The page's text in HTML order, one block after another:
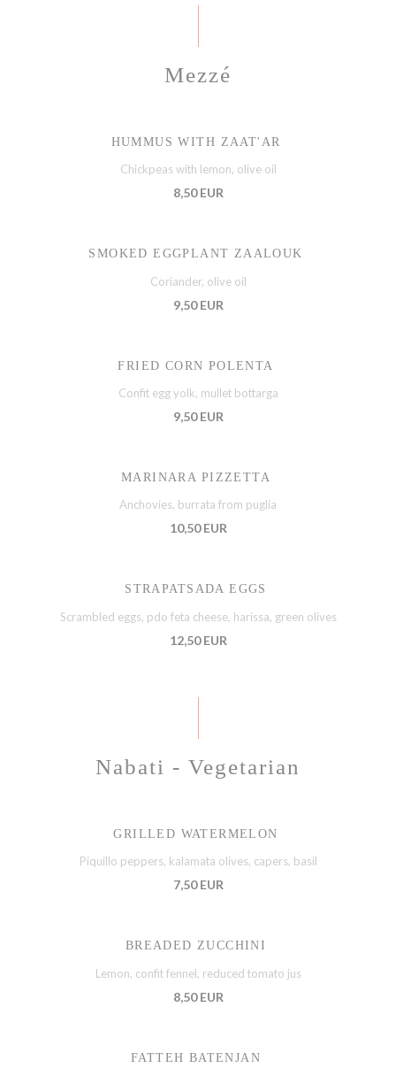
Mezzé
HUMMUS WITH ZAAT'AR
Chickpeas with lemon, olive oil
8,50 EUR
SMOKED EGGPLANT ZAALOUK
Coriander, olive oil
9,50 EUR
FRIED CORN POLENTA
Confit egg yolk, mullet bottarga
9,50 EUR
MARINARA PIZZETTA
Anchovies, burrata from puglia
10,50 EUR
STRAPATSADA EGGS
Scrambled eggs, pdo feta cheese, harissa, green olives
12,50 EUR
Nabati - Vegetarian
GRILLED WATERMELON
Piquillo peppers, kalamata olives, capers, basil
7,50 EUR
BREADED ZUCCHINI
Lemon, confit fennel, reduced tomato jus
8,50 EUR
FATTEH BATENJAN